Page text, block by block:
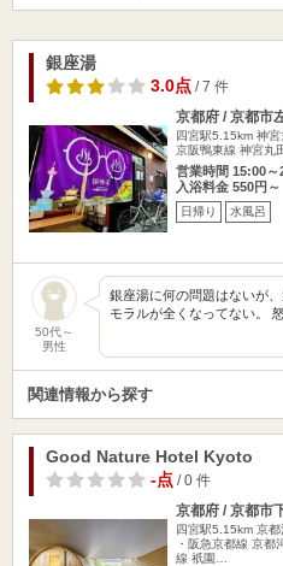
銀座湯
3.0点/ 7 件
京都府 / 京都市
四宮駅5.15km 神宮
京阪鴨東線 神宮丸
営業時間 15:00～
入浴料金 550円～
日帰り 水風呂
50代～
男性
銀座湯に何の問題はないが
モラルが全くなってない。
関連情報から探す
Good Nature Hotel Kyoto
-点/ 0 件
京都府 / 京都市
四宮駅5.15km 京都
・阪急京都線 京
線 祇園…